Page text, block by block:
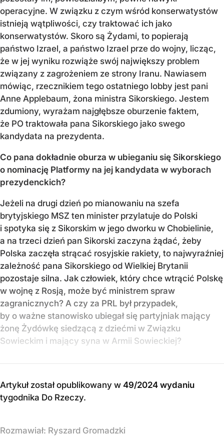
operacyjne. W związku z czym wśród konserwatystów
istnieją wątpliwości, czy traktować ich jako
konserwatystów. Skoro są Żydami, to popierają
państwo Izrael, a państwo Izrael prze do wojny, licząc,
że w jej wyniku rozwiąże swój największy problem
związany z zagrożeniem ze strony Iranu. Nawiasem
mówiąc, rzecznikiem tego ostatniego lobby jest pani
Anne Applebaum, żona ministra Sikorskiego. Jestem
zdumiony, wyrażam najgłębsze oburzenie faktem,
że PO traktowała pana Sikorskiego jako swego
kandydata na prezydenta.
Co pana dokładnie oburza w ubieganiu się Sikorskiego
o nominację Platformy na jej kandydata w wyborach
prezydenckich?
Jeżeli na drugi dzień po mianowaniu na szefa
brytyjskiego MSZ ten minister przylatuje do Polski
i spotyka się z Sikorskim w jego dworku w Chobielinie,
a na trzeci dzień pan Sikorski zaczyna żądać, żeby
Polska zaczęła strącać rosyjskie rakiety, to najwyraźniej
zależność pana Sikorskiego od Wielkiej Brytanii
pozostaje silna. Jak człowiek, który chce wtrącić Polskę
w wojnę z Rosją, może być ministrem spraw
zagranicznych? A czy za PRL był przypadek,
by o ważne stanowisko ubiegał się partyjniak mający
żonę Żydówkę siedzącą z dziećmi w Związku
Sowieckim i mający syna w Armii Sowieckiej?
Artykuł został opublikowany w 49/2024 wydaniu
tygodnika Do Rzeczy.
Rozmawiał: Ryszard Gromadzki